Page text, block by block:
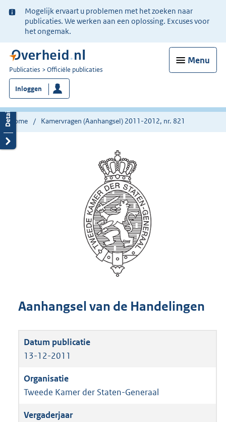
Ter
informatie:
Mogelijk ervaart u problemen met het zoeken naar
publicaties. We werken aan een oplossing. Excuses voor
het ongemak.
Menu
U
bent
nu
hier:
Publicaties Officiële publicaties
Inloggen
Home Kamervragen (Aanhangsel) 2011-2012, nr. 821
Aanhangsel van de Handelingen
13-12-2011
Tweede Kamer der Staten-Generaal